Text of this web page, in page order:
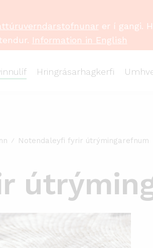
Hringrásarhagkerfi
er í gangi.
Information in English
Notendaleyfi fyrir útrýmingarefnum